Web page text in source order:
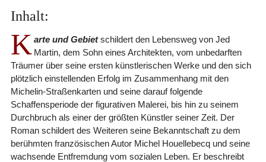
Inhalt:
K arte und Gebietschildert den Lebensweg von Jed
Martin, dem Sohn eines Architekten, vom unbedarften
Träumer über seine ersten künstlerischen Werke und den sich
plötzlich einstellenden Erfolg im Zusammenhang mit den
Michelin-Straßenkarten und seine darauf folgende
Schaffensperiode der figurativen Malerei, bis hin zu seinem
Durchbruch als einer der größten Künstler seiner Zeit. Der
Roman schildert des Weiteren seine Bekanntschaft zu dem
berühmten französischen Autor Michel Houellebecq und seine
wachsende Entfremdung vom sozialen Leben. Er beschreibt